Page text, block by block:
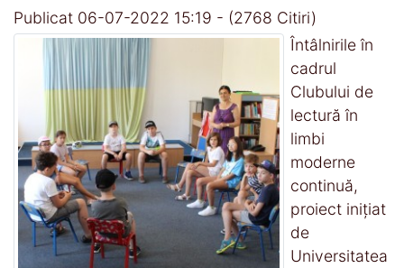
Publicat 06-07-2022 15:19 - (2768 Citiri)
Întâlnirile în
cadrul
Clubului de
lectură în
limbi
moderne
continuă,
proiect inițiat
de
Universitatea